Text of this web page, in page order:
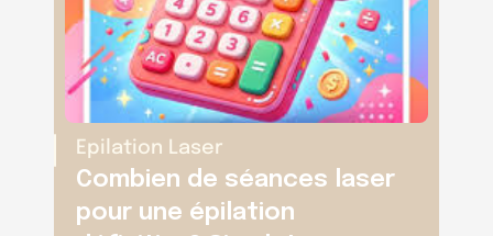
Epilation Laser
Combien de séances laser
pour une épilation